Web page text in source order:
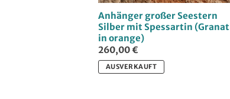
Anhänger großer Seestern
Silber mit Spessartin (Granat
in orange)
260,00 €
AUSVERKAUFT